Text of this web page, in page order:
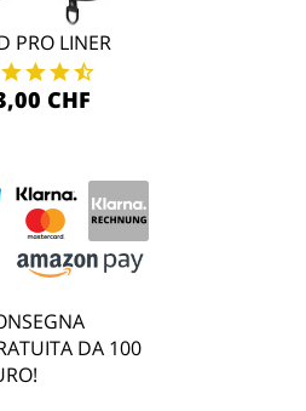
PRO LINER
CHF
DA 100